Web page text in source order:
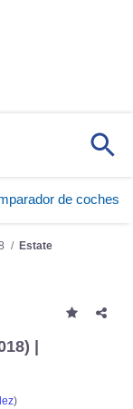
de coches
Estate
|
)